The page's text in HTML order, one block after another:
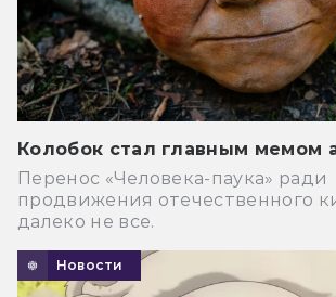
Колобок стал главным мемом
Перенос «Человека-паука» ради
продвижения отечественного
далеко не все.
Новости